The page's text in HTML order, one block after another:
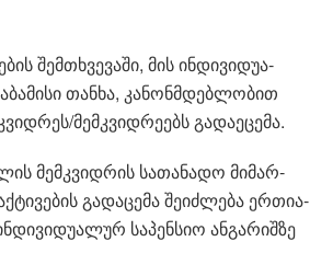
შემ­თხვე­ვა­ში, მის ინ­დი­ვი­დუ­ა­
თან­ხა, კა­ნონ­მდებ­ლო­ბით
მემ­კვიდ­რე­ებს გა­და­ე­ცე­მა.
მემ­კვიდ­რის სა­თა­ნა­დო მი­მარ­
გა­და­ცე­მა შე­იძ­ლე­ბა ერ­თი­ა­
სა­პენ­სიო ან­გა­რიშ­ზე